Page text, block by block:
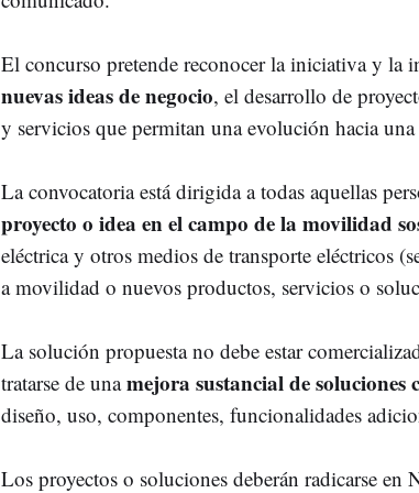
El concurso pretende reconocer la iniciativa y la
nuevas ideas de negocio, el desarrollo de
y servicios que permitan una evolución hacia
La convocatoria está dirigida a todas aquellas
proyecto o idea en el campo de la movilidad
eléctrica y otros medios de transporte eléctricos
a movilidad o nuevos productos, servicios o
La solución propuesta no debe estar
tratarse de unamejora sustancial de soluciones
diseño, uso, componentes, funcionalidades
Los proyectos o soluciones deberán radicarse en